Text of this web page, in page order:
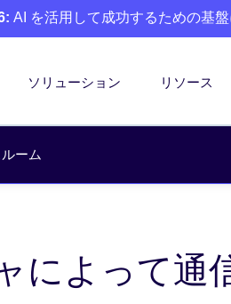
AI を活用して成功するための基盤
ソリューション リソース
ーム
によって通